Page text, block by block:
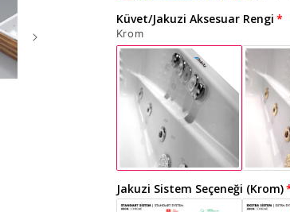
için
adedi
azaltın
için
adedi
artırın
Küvet/Jakuzi Aksesuar Rengi
Krom
Jakuzi Sistem Seçeneği (Krom)